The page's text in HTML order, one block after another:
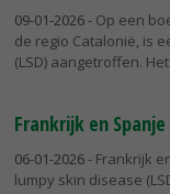
09-01-2026- Op een
de regio Catalonië, is
(LSD) aangetroffen.
Frankrijk en
06-01-2026- Frankrijk
lumpy skin disease